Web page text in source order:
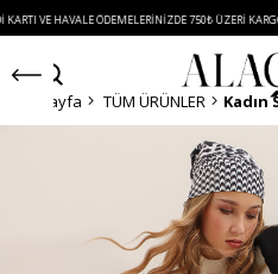
ÖDEMELERINIZDE 750₺ ÜZERI KARGO ÜCRETSIZ
Anasayfa TÜM ÜRÜNLER